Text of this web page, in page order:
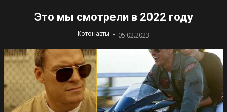
Это мы смотрели в 2022 году
Котонавты - 05.02.2023